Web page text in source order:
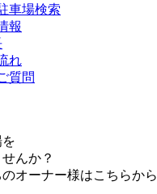
車場検索
報
れ
質問
んか？
オーナー様はこちらから